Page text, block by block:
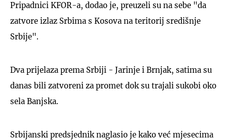
Pripadnici KFOR-a, dodao je, preuzeli su na sebe "da
zatvore izlaz Srbima s Kosova na teritorij središnje
Srbije".
Dva prijelaza prema Srbiji - Jarinje i Brnjak, satima su
danas bili zatvoreni za promet dok su trajali sukobi oko
sela Banjska.
Srbijanski predsjednik naglasio je kako već mjesecima